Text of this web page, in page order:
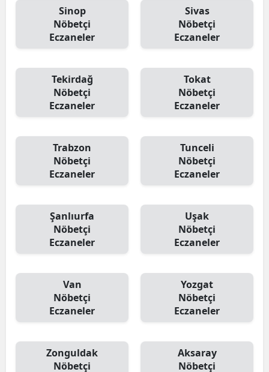
Sinop
Nöbetçi
Eczaneler
Sivas
Nöbetçi
Eczaneler
Tekirdağ
Nöbetçi
Eczaneler
Tokat
Nöbetçi
Eczaneler
Trabzon
Nöbetçi
Eczaneler
Tunceli
Nöbetçi
Eczaneler
Şanlıurfa
Nöbetçi
Eczaneler
Uşak
Nöbetçi
Eczaneler
Van
Nöbetçi
Eczaneler
Yozgat
Nöbetçi
Eczaneler
Zonguldak
Nöbetçi
Aksaray
Nöbetçi